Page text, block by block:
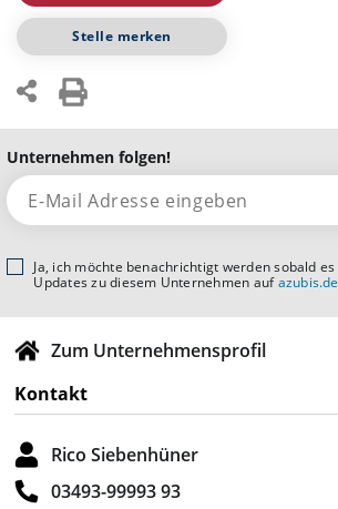
Stelle merken
Unternehmen folgen!
Ja, ich möchte benachrichtigt werden sobald es
Updates zu diesem Unternehmen aufazubis.de
Zum Unternehmensprofil
Kontakt
Rico Siebenhüner
03493-99993 93